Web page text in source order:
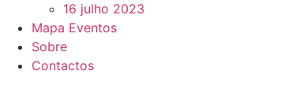
16 julho 2023
Mapa Eventos
Sobre
Contactos